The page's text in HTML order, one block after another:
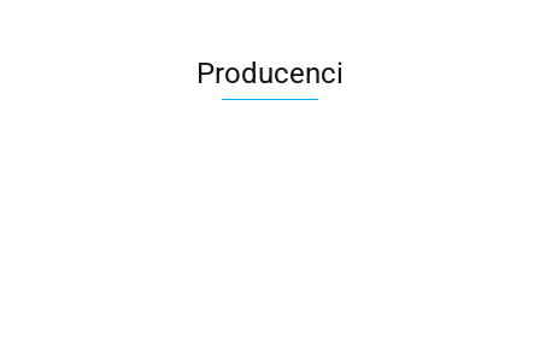
Producenci